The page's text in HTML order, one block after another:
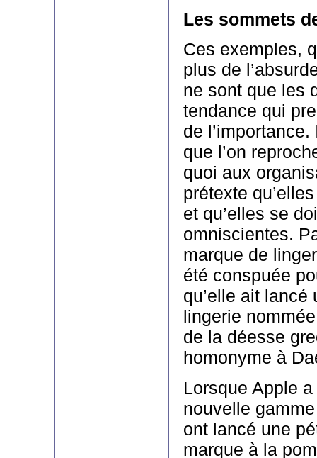
Les sommets
Ces exemples,
plus de
ne sont que les
tendance qui
de
que l’on
quoi aux
prétexte
et qu’elles se
omniscientes.
marque de
été conspuée
qu’elle ait lancé
lingerie
de la déesse
homonyme à
Lorsque Apple
nouvelle
ont lancé une
marque à la